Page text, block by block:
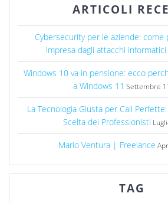
ARTICOLI
Cybersecurity per le aziende: come
impresa dagli attacchi informatici
Windows 10 va in pensione: ecco
a Windows 11 Settembre
La Tecnologia Giusta per Call
Scelta dei Professionisti
Mario Ventura | Freelance
TAG